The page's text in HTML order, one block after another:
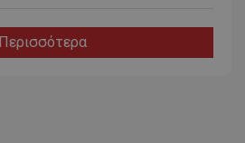
Περισσότερα